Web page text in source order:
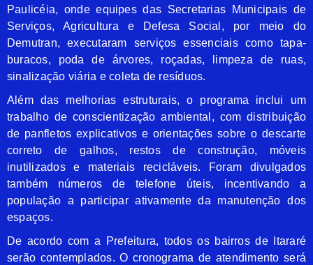
Paulicéia, onde equipes das Secretarias Municipais de
Serviços, Agricultura e Defesa Social, por meio do
Demutran, executaram serviços essenciais como tapa-
buracos, poda de árvores, roçadas, limpeza de ruas,
sinalização viária e coleta de resíduos.
Além das melhorias estruturais, o programa inclui um
trabalho de conscientização ambiental, com distribuição
de panfletos explicativos e orientações sobre o descarte
correto de galhos, restos de construção, móveis
inutilizados e materiais recicláveis. Foram divulgados
também números de telefone úteis, incentivando a
população a participar ativamente da manutenção dos
espaços.
De acordo com a Prefeitura, todos os bairros de Itararé
serão contemplados. O cronograma de atendimento será